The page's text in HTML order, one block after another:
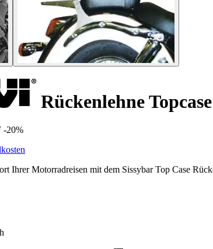
Rückenlehne
-20%
Ihrer Motorradreisen mit dem Sissybar Top Case